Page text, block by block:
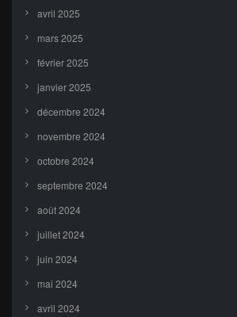
avril 2025
mars 2025
février 2025
janvier 2025
décembre 2024
novembre 2024
octobre 2024
septembre 2024
août 2024
juillet 2024
juin 2024
mai 2024
avril 2024